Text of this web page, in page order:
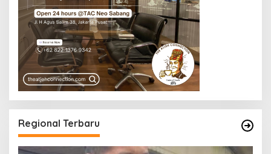
Regional Terbaru